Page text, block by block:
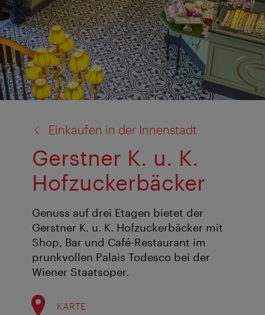
Einkaufen in der Innenstadt
Gerstner K. u. K.
Hofzuckerbäcker
Genuss auf drei Etagen bietet der
Gerstner K. u. K. Hofzuckerbäcker mit
Shop, Bar und Café-Restaurant im
prunkvollen Palais Todesco bei der
Wiener Staatsoper.
KARTE